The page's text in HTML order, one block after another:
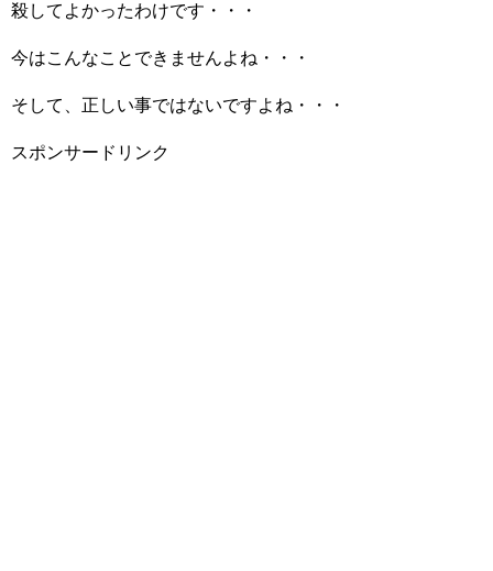
殺してよかったわけです・・・
今はこんなことできませんよね・・・
そして、正しい事ではないですよね・・・
スポンサードリンク